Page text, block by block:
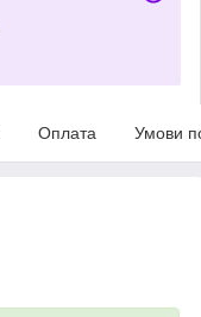
Оплата Умови